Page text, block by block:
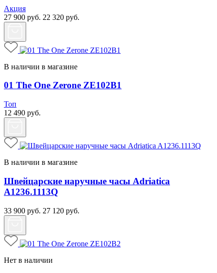
Акция
27 900 руб. 22 320 руб.
В наличии в магазине
01 The One Zerone ZE102B1
Топ
12 490 руб.
В наличии в магазине
Швейцарские наручные часы Adriatica
A1236.1113Q
33 900 руб. 27 120 руб.
Нет в наличии